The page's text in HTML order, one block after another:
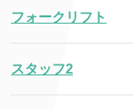
フォークリフト
スタッフ2